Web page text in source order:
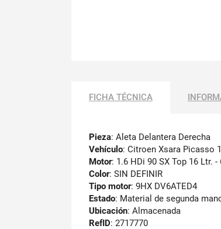
FICHA TÉCNICA
Pieza: Aleta Delantera Derecha
Vehículo: Citroen Xsara Picasso
Motor: 1.6 HDi 90 SX Top 16 Ltr. -
Color: SIN DEFINIR
Tipo motor: 9HX DV6ATED4
Estado: Material de segunda
Ubicación: Almacenada
RefID: 2717770